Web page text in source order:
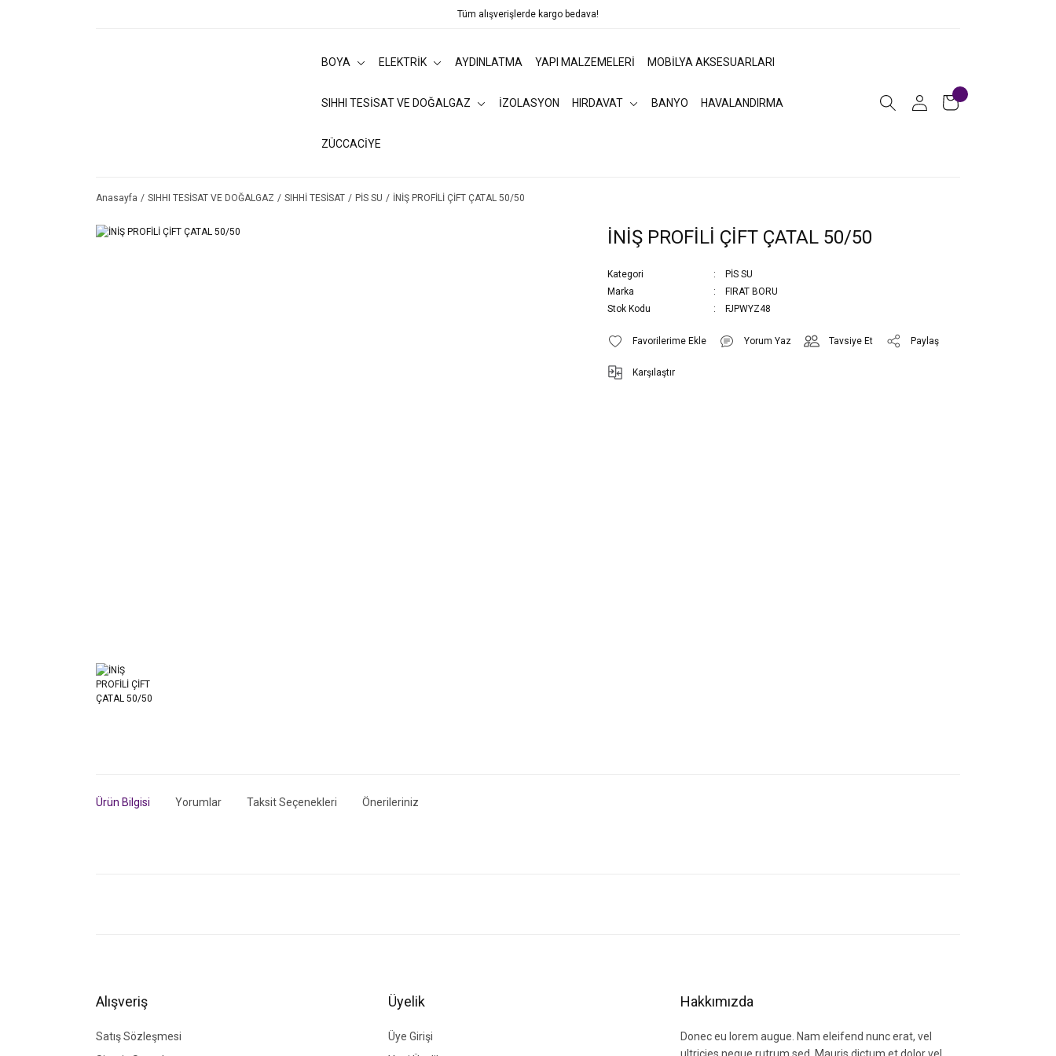
Tüm alışverişlerde kargo bedava!
BOYA ELEKTRİK AYDINLATMA YAPI MALZEMELERİ MOBİLYA AKSESUARLARI
SIHHI TESİSAT VE DOĞALGAZ İZOLASYON HIRDAVAT BANYO HAVALANDIRMA
ZÜCCACİYE
Anasayfa SIHHI TESİSAT VE DOĞALGAZ SIHHİ TESİSAT PİS SU İNİŞ PROFİLİ ÇİFT ÇATAL 50/50
İNİŞ PROFİLİ ÇİFT ÇATAL 50/50
Kategori
PİS SU
Marka
FIRAT BORU
Stok Kodu
FJPWYZ48
Yorum Yaz Tavsiye Et Paylaş
Karşılaştır
Ürün Bilgisi Yorumlar Taksit Seçenekleri Önerileriniz
Ürün fiyatı diğer sitelerden daha pahalı.
Bu ürüne benzer farklı alternatifler olmalı.
Alışveriş
Satış Sözleşmesi
Üyelik
Üye Girişi
Hakkımızda
Donec eu lorem augue. Nam eleifend nunc erat, vel